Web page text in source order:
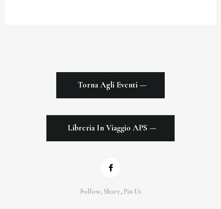
Torna Agli Eventi —
Libreria In Viaggio APS —
Follow, Share, Pin Us